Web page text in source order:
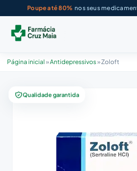
Poupe até 80% nos seus
Página inicial »Antidepressivos»Zoloft
Qualidade garantida